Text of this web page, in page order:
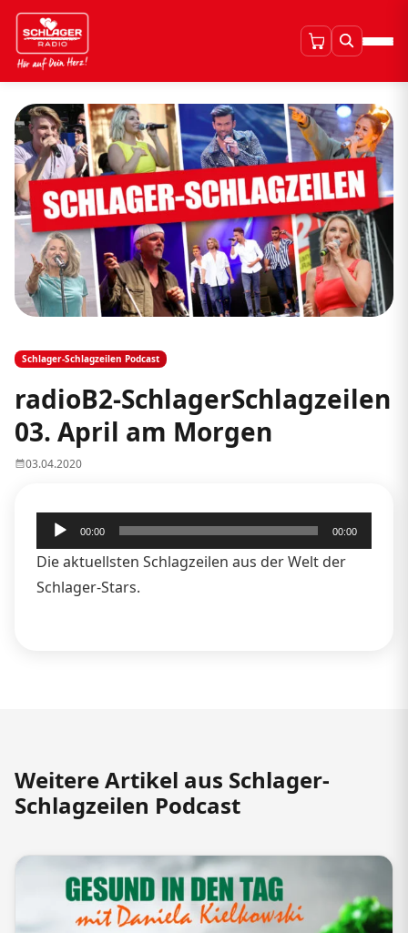
Schlager-Schlagzeilen Podcast
radioB2-SchlagerSchlagzeilen
03. April am Morgen
03.04.2020
Audio-
Player
00:00 00:00
Die aktuellsten Schlagzeilen aus der Welt der
Schlager-Stars.
Weitere Artikel aus Schlager-
Schlagzeilen Podcast